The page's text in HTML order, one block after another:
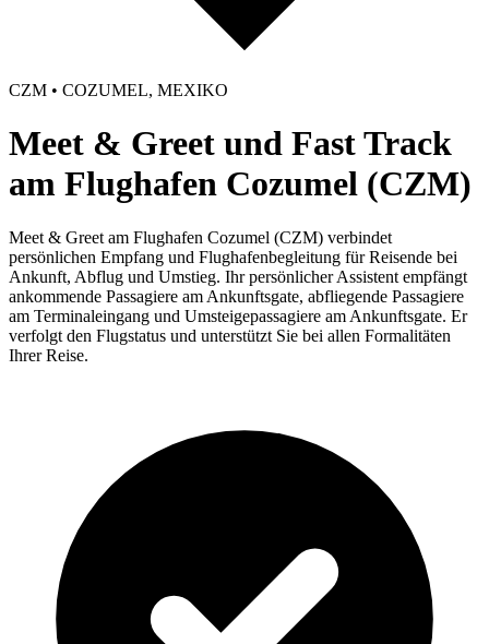
CZM • COZUMEL, MEXIKO
Meet & Greet und Fast Track
am Flughafen Cozumel (CZM)
Meet & Greet am Flughafen Cozumel (CZM) verbindet
persönlichen Empfang und Flughafenbegleitung für Reisende bei
Ankunft, Abflug und Umstieg. Ihr persönlicher Assistent empfängt
ankommende Passagiere am Ankunftsgate, abfliegende Passagiere
am Terminaleingang und Umsteigepassagiere am Ankunftsgate. Er
verfolgt den Flugstatus und unterstützt Sie bei allen Formalitäten
Ihrer Reise.